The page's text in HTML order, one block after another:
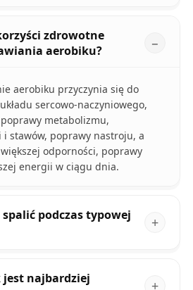
zdrowotne
aerobiku?
aerobiku przyczynia się do
sercowo-naczyniowego,
metabolizmu,
stawów, poprawy nastroju, a
odporności, poprawy
energii w ciągu dnia.
podczas typowej
jest najbardziej